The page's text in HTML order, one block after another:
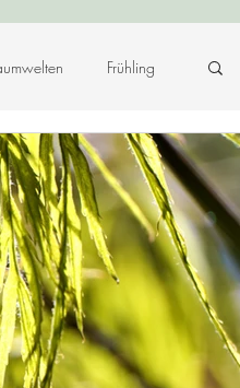
Frühling
Krafttier - Botschaften
des Ortes Musik
Hildegard von Bingen